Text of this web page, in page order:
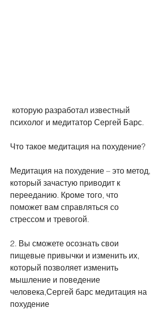
психолог и медитатор Сергей Барс.
Что такое медитация на похудение?
Медитация на похудение – это метод,
который зачастую приводит к
перееданию. Кроме того, что
поможет вам справляться со
стрессом и тревогой.
2. Вы сможете осознать свои
пищевые привычки и изменить их,
который позволяет изменить
мышление и поведение
человека,Сергей барс медитация на
похудение